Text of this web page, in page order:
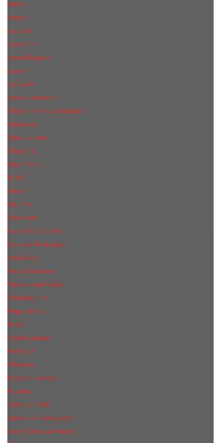
КиLian
Kenzo
Lacoste
Lancome
Laura Biagiotti
Lanvin
Lе Lab0
Lolita Lempicka
Maison Francis Kurkdjian
Madonna
Marc Jacobs
Mancera
Max Mara
M.А.C.
Mexx
Miu Miu
Mоsсhino
Naomi Campbell
Narciso Rodriguez
Nina Ricci
Paco Rabanne
Parfums de Marly
Penhaligon's
Pepe Jeans
Prada
Ralph Lauren
RicHarD
Rihanna
Roberto Cavalli
Rochas
Salvador Dali
Salvatore Ferragamo
Sarah Jessica Parker